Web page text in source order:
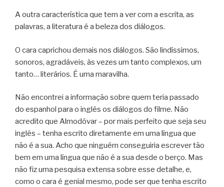
A outra característica que tem a ver com a escrita, as
palavras, a literatura é a beleza dos diálogos.
O cara caprichou demais nos diálogos. São lindíssimos,
sonoros, agradáveis, às vezes um tanto complexos, um
tanto… literários. É uma maravilha.
Não encontrei a informação sobre quem teria passado
do espanhol para o inglês os diálogos do filme. Não
acredito que Almodóvar – por mais perfeito que seja seu
inglês – tenha escrito diretamente em uma língua que
não é a sua. Acho que ninguém conseguiria escrever tão
bem em uma língua que não é a sua desde o berço. Mas
não fiz uma pesquisa extensa sobre esse detalhe, e,
como o cara é genial mesmo, pode ser que tenha escrito